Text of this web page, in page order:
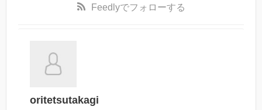
Feedlyでフォローする
oritetsutakagi